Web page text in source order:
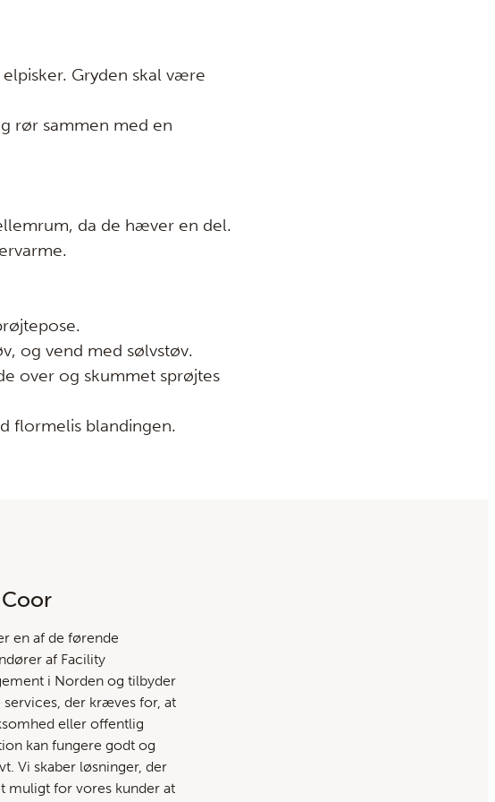
Gryden skal være
rør sammen med en
da de hæver en del.
og vend med sølvstøv.
over og skummet sprøjtes
flormelis blandingen.
en af ​​de førende
af Facility
i Norden og tilbyder
services, der kræves for, at
eller offentlig
kan fungere godt og
Vi skaber løsninger, der
muligt for vores kunder at